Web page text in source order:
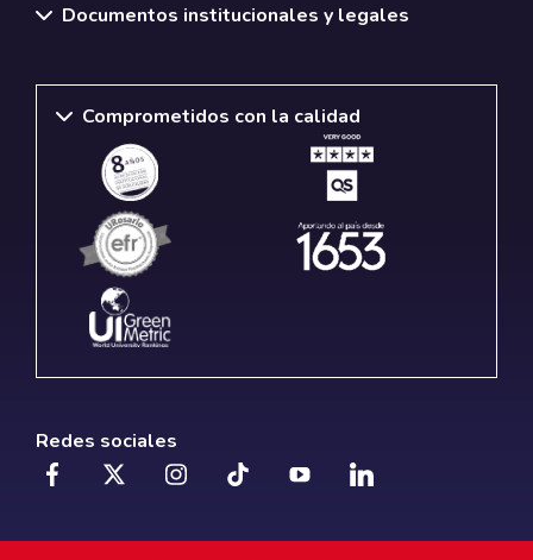
Documentos institucionales y legales
Comprometidos con la calidad
Redes sociales